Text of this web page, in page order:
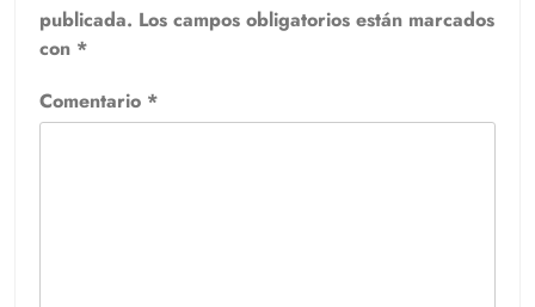
publicada. Los campos obligatorios están marcados
con *
Comentario *